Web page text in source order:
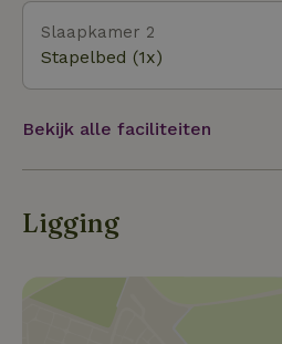
gigantisch architectonisch ei
Op de Grevelingen
kolonie wilde flamingo’s. Pak
weet spot je wel een
waar Goeree echt bekend om
Naast zeilen worden hier alle
surfsport beoefend.
Slaapkamer 2
Stapelbed (1x)
Bekijk alle faciliteiten
Ligging